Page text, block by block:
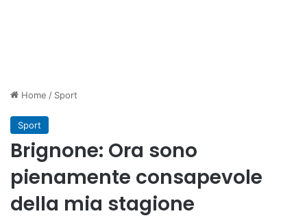
Home / Sport
Sport
Brignone: Ora sono
pienamente consapevole
della mia stagione